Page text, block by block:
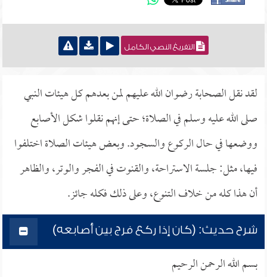
التفريغ النصي الكامل
لقد نقل الصحابة رضوان الله عليهم لمن بعدهم كل هيئات النبي
صلى الله عليه وسلم في الصلاة؛ حتى إنهم نقلوا شكل الأصابع
ووضعها في حال الركوع والسجود. وبعض هيئات الصلاة اختلفوا
فيها، مثل: جلسة الاستراحة، والقنوت في الفجر والوتر، والظاهر
أن هذا كله من خلاف التنوع، وعلى ذلك فكله جائز.
شرح حديث: (كان إذا ركع فرج بين أصابعه)
بسم الله الرحمن الرحيم